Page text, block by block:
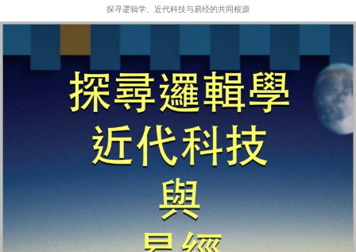
探寻逻辑学、近代科技与易经的共同根源